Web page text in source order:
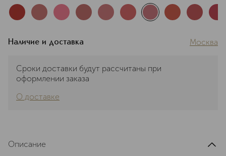
Наличие и доставка Москва
Сроки доставки будут рассчитаны при
оформлении заказа
О доставке
Описание